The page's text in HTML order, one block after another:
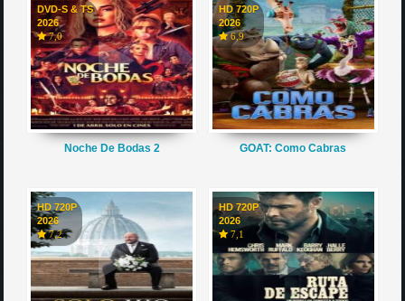
DVD-S & TS
2026
7,0
Noche De Bodas 2
HD 720P
2026
6,9
GOAT: Como Cabras
HD 720P
2026
7,2
HD 720P
2026
7,1